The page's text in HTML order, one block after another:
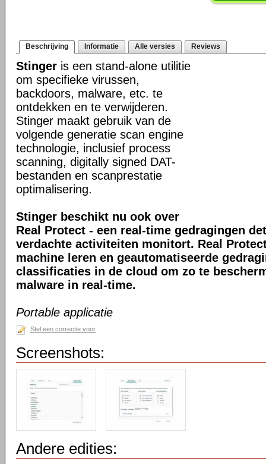
Beschrijving Informatie Alle versies Reviews
Stinger is een stand-alone utilitie
om specifieke virussen,
backdoors, malware, etc. te
ontdekken en te verwijderen.
Stinger maakt gebruik van de
volgende generatie scan engine
technologie, inclusief process
scanning, digitally signed DAT-
bestanden en scanprestatie
optimalisering.
Stinger beschikt nu ook over
Real Protect - een real-time gedragingen
verdachte activiteiten monitort. Real
machine leren en geautomatiseerde
classificaties in de cloud om zo te
malware in real-time.
Portable applicatie
Stel een correctie voor
Screenshots:
Andere edities: